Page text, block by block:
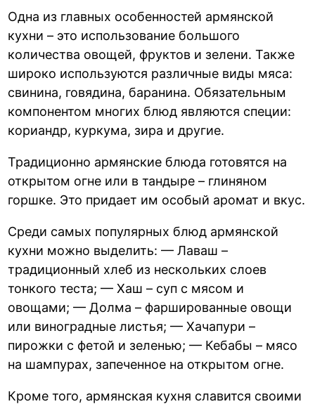
Одна из главных особенностей армянской
кухни – это использование большого
количества овощей, фруктов и зелени. Также
широко используются различные виды мяса:
свинина, говядина, баранина. Обязательным
компонентом многих блюд являются специи:
кориандр, куркума, зира и другие.
Традиционно армянские блюда готовятся на
открытом огне или в тандыре – глиняном
горшке. Это придает им особый аромат и вкус.
Среди самых популярных блюд армянской
кухни можно выделить: — Лаваш –
традиционный хлеб из нескольких слоев
тонкого теста; — Хаш – суп с мясом и
овощами; — Долма – фаршированные овощи
или виноградные листья; — Хачапури –
пирожки с фетой и зеленью; — Кебабы – мясо
на шампурах, запеченное на открытом огне.
Кроме того, армянская кухня славится своими